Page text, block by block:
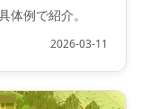
体例で紹介。
2026-03-11